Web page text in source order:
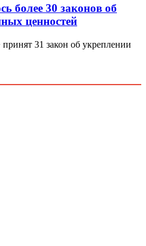
более 30 законов об
ценностей
31 закон об укреплении